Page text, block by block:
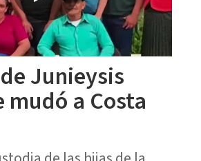
Junieysis
mudó a Costa